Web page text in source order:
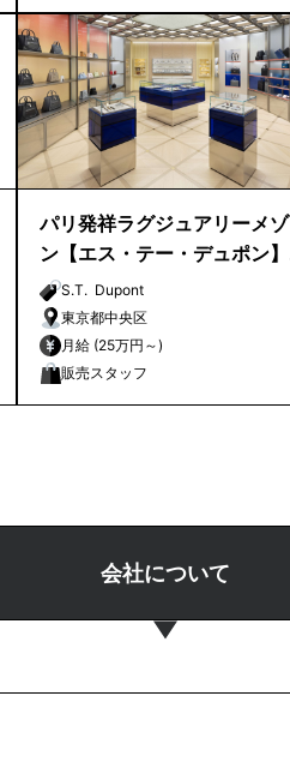
パリ発祥ラグジュアリーメゾ
ン【エス・テー・デュポン】
銀座路面店 販売スタッフ募集
｜
S.T. Dupont
東京都中央区
月給 (25万円～)
販売スタッフ
会社について